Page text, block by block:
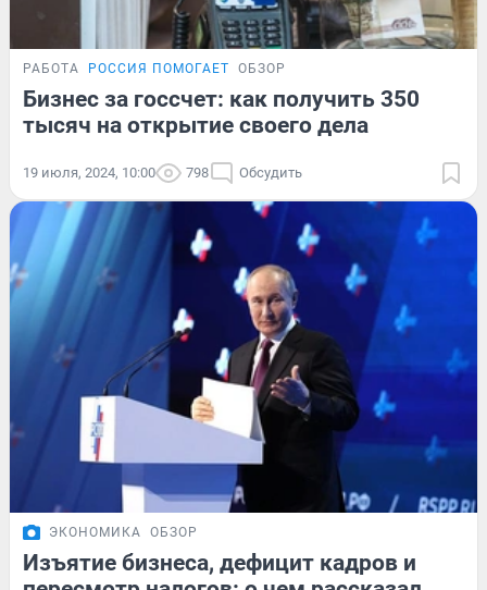
РАБОТА РОССИЯ ПОМОГАЕТ ОБЗОР
Бизнес за госсчет: как получить 350
тысяч на открытие своего дела
19 июля, 2024, 10:00 798 Обсудить
ЭКОНОМИКА ОБЗОР
Изъятие бизнеса, дефицит кадров и